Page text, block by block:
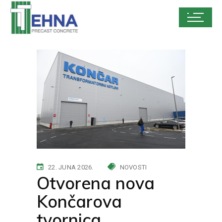
22. JUNA 2026. NOVOSTI
Otvorena nova
Končarova